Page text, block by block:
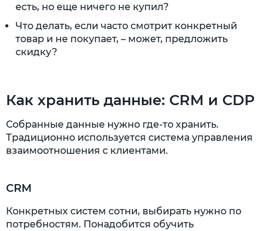
есть, но еще ничего не купил?
Что делать, если часто смотрит конкретный
товар и не покупает, – может, предложить
скидку?
Как хранить данные: CRM и CDP
Собранные данные нужно где-то хранить.
Традиционно используется система управления
взаимоотношения с клиентами.
CRM
Конкретных систем сотни, выбирать нужно по
потребностям. Понадобится обучить